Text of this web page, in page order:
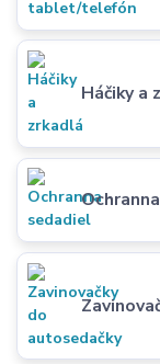
Háčiky a